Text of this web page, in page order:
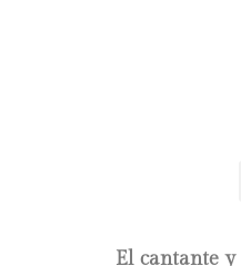
El cantante